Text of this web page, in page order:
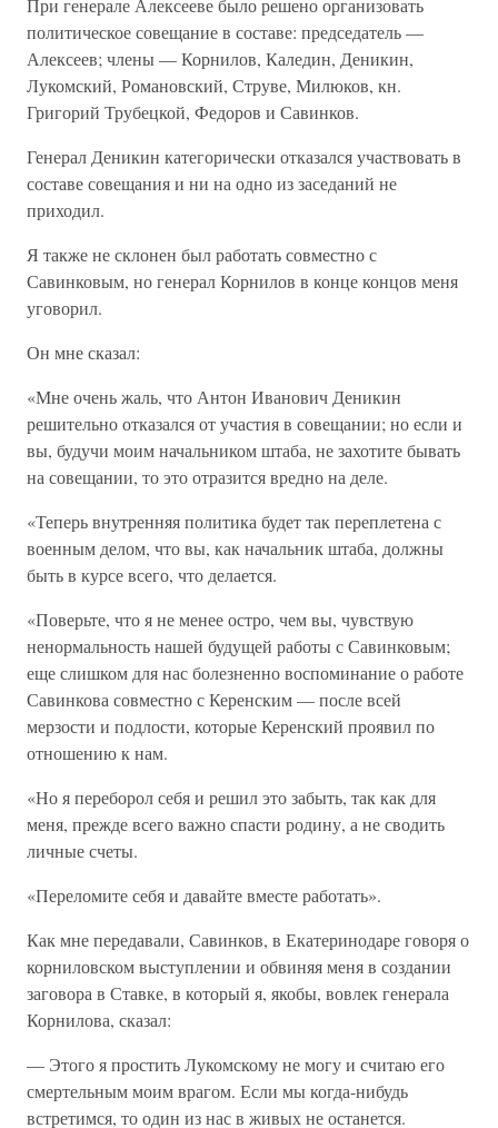
При генерале Алексееве было решено организовать
политическое совещание в составе: председатель —
Алексеев; члены — Корнилов, Каледин, Деникин,
Лукомский, Романовский, Струве, Милюков, кн.
Григорий Трубецкой, Федоров и Савинков.
Генерал Деникин категорически отказался участвовать в
составе совещания и ни на одно из заседаний не
приходил.
Я также не склонен был работать совместно с
Савинковым, но генерал Корнилов в конце концов меня
уговорил.
Он мне сказал:
«Мне очень жаль, что Антон Иванович Деникин
решительно отказался от участия в совещании; но если и
вы, будучи моим начальником штаба, не захотите бывать
на совещании, то это отразится вредно на деле.
«Теперь внутренняя политика будет так переплетена с
военным делом, что вы, как начальник штаба, должны
быть в курсе всего, что делается.
«Поверьте, что я не менее остро, чем вы, чувствую
ненормальность нашей будущей работы с Савинковым;
еще слишком для нас болезненно воспоминание о работе
Савинкова совместно с Керенским — после всей
мерзости и подлости, которые Керенский проявил по
отношению к нам.
«Но я переборол себя и решил это забыть, так как для
меня, прежде всего важно спасти родину, а не сводить
личные счеты.
«Переломите себя и давайте вместе работать».
Как мне передавали, Савинков, в Екатеринодаре говоря о
корниловском выступлении и обвиняя меня в создании
заговора в Ставке, в который я, якобы, вовлек генерала
Корнилова, сказал:
— Этого я простить Лукомскому не могу и считаю его
смертельным моим врагом. Если мы когда-нибудь
встретимся, то один из нас в живых не останется.